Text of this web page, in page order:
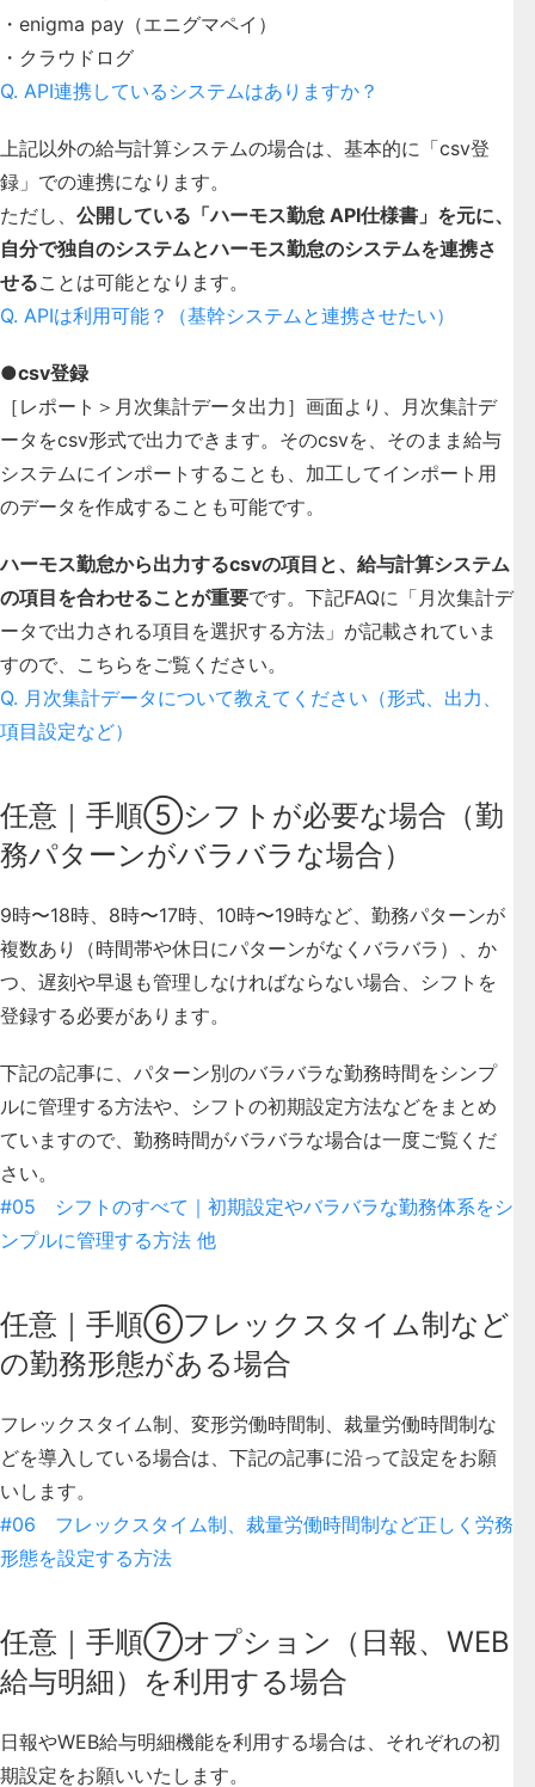
・enigma pay（エニグマペイ）
・クラウドログ
Q. API連携しているシステムはありますか？
上記以外の給与計算システムの場合は、基本的に「csv登
録」での連携になります。
ただし、 公開している「ハーモス勤怠 API仕様書」を元に、
自分で独自のシステムとハーモス勤怠のシステムを連携さ
せることは可能となります。
Q. APIは利用可能？（基幹システムと連携させたい）
●csv登録
［レポート＞月次集計データ出力］画面より、月次集計デ
ータをcsv形式で出力できます。そのcsvを、そのまま給与
システムにインポートすることも、加工してインポート用
のデータを作成することも可能です。
ハーモス勤怠から出力するcsvの項目と、給与計算システム
の項目を合わせることが重要です。下記FAQに「月次集計デ
ータで出力される項目を選択する方法」が記載されていま
すので、こちらをご覧ください。
Q. 月次集計データについて教えてください（形式、出力、
項目設定など）
任意｜手順⑤シフトが必要な場合（勤
務パターンがバラバラな場合）
9時〜18時、8時〜17時、10時〜19時など、勤務パターンが
複数あり（時間帯や休日にパターンがなくバラバラ）、か
つ、遅刻や早退も管理しなければならない場合、シフトを
登録する必要があります。
下記の記事に、パターン別のバラバラな勤務時間をシンプ
ルに管理する方法や、シフトの初期設定方法などをまとめ
ていますので、勤務時間がバラバラな場合は一度ご覧くだ
さい。
#05 シフトのすべて｜初期設定やバラバラな勤務体系をシ
ンプルに管理する方法 他
任意｜手順⑥フレックスタイム制など
の勤務形態がある場合
フレックスタイム制、変形労働時間制、裁量労働時間制な
どを導入している場合は、下記の記事に沿って設定をお願
いします。
#06 フレックスタイム制、裁量労働時間制など正しく労務
形態を設定する方法
任意｜手順⑦オプション（日報、WEB
給与明細）を利用する場合
日報やWEB給与明細機能を利用する場合は、それぞれの初
期設定をお願いいたします。